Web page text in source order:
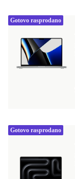
Gotovo rasprodano
Gotovo rasprodano